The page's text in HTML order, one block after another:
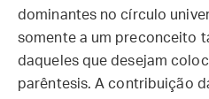
dominantes no círculo
somente a um preconceito
daqueles que desejam
parêntesis. A contribuição